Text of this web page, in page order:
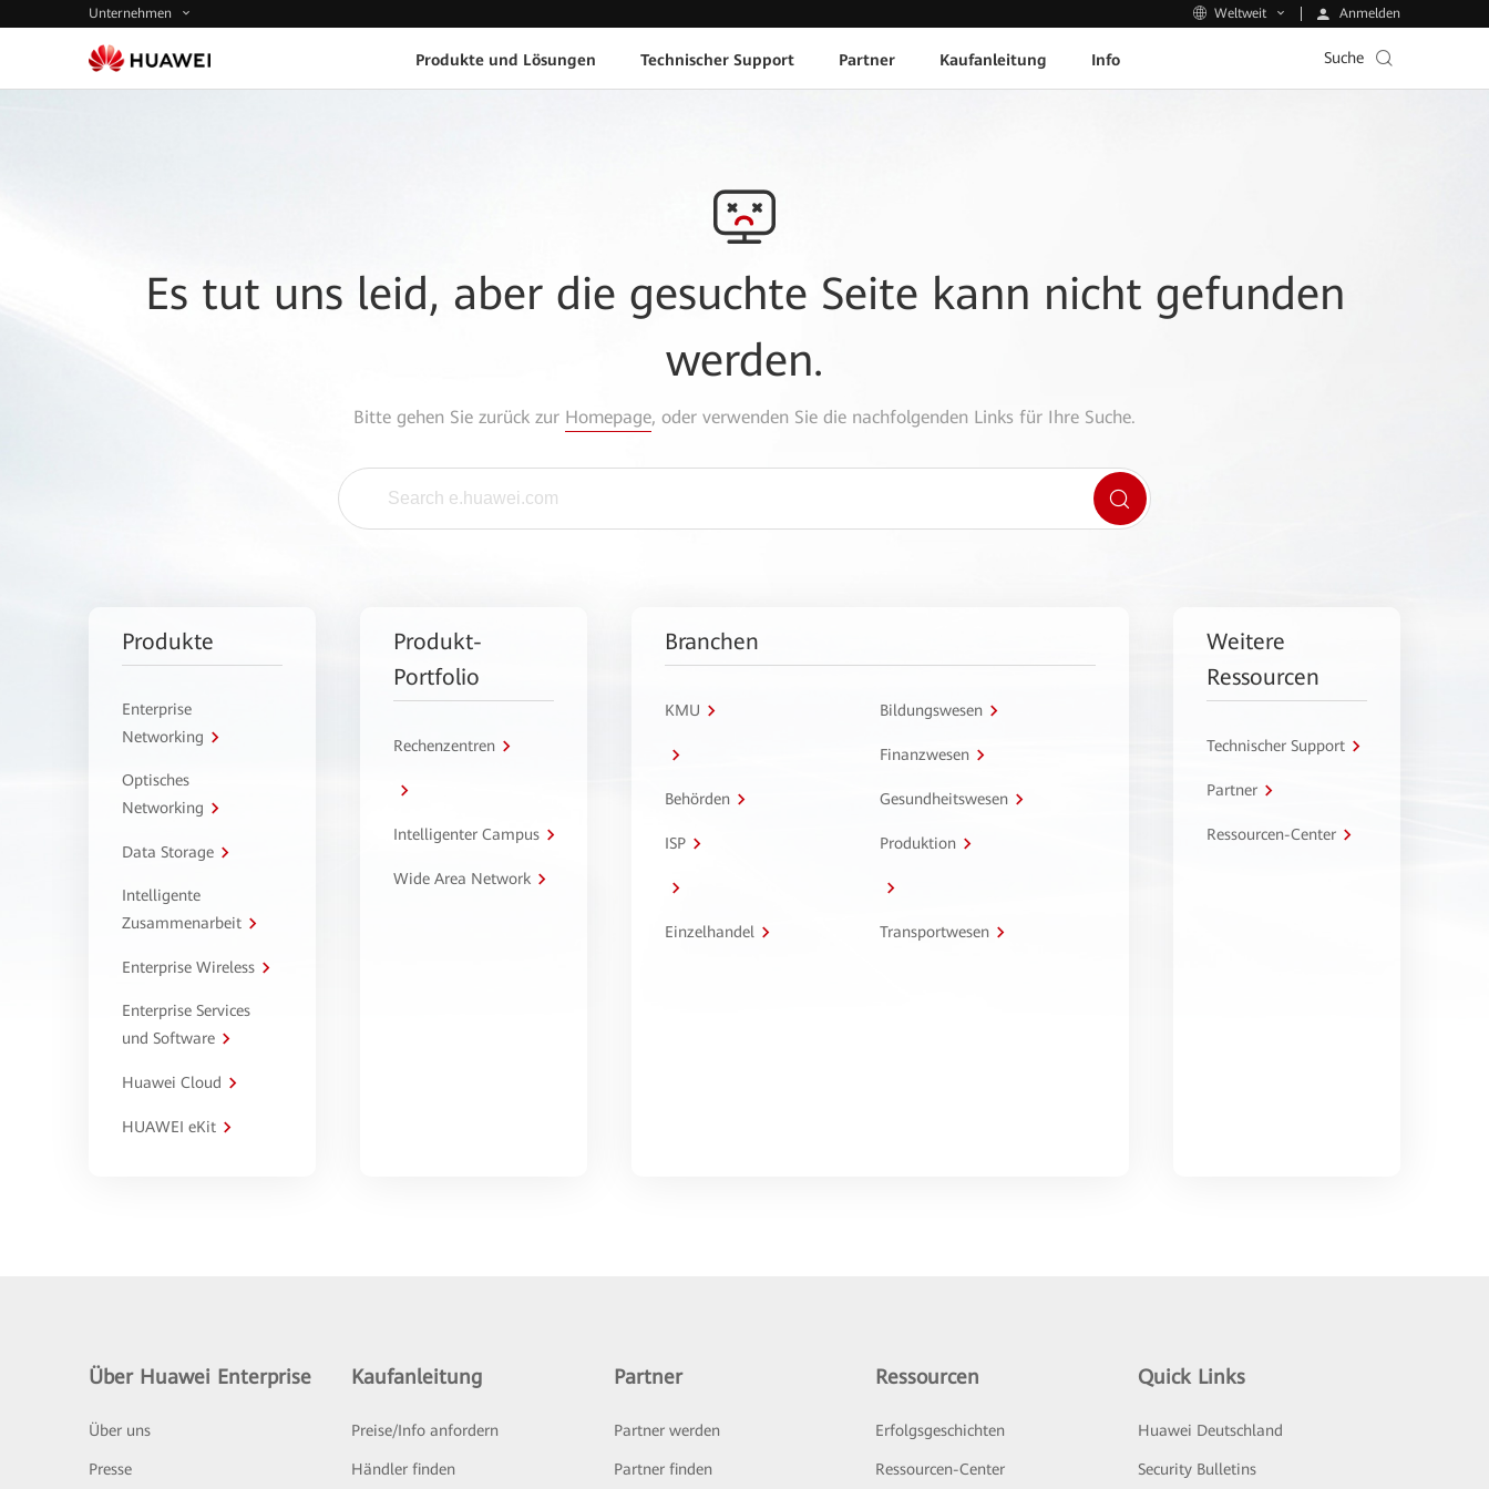
Unternehmen Weltweit Anmelden
Produkte und Lösungen Technischer Support Partner Kaufanleitung Info Suche
Es tut uns leid, aber die gesuchte Seite kann nicht gefunden
werden.
Bitte gehen Sie zurück zur Homepage, oder verwenden Sie die nachfolgenden Links für Ihre Suche.
Produkte
Enterprise
Networking
Optisches
Networking
Data Storage
Intelligente
Zusammenarbeit
Enterprise Wireless
Enterprise Services
und Software
Huawei Cloud
HUAWEI eKit
Produkt-
Portfolio
Rechenzentren
Intelligenter Campus
Wide Area Network
Branchen
KMU Bildungswesen
Finanzwesen
Behörden Gesundheitswesen
ISP Produktion
Einzelhandel Transportwesen
Weitere
Ressourcen
Technischer Support
Partner
Ressourcen-Center
Über Huawei Enterprise
Über uns
Presse
Kaufanleitung
Preise/Info anfordern
Händler finden
Partner
Partner werden
Partner finden
Ressourcen
Erfolgsgeschichten
Ressourcen-Center
Quick Links
Huawei Deutschland
Security Bulletins